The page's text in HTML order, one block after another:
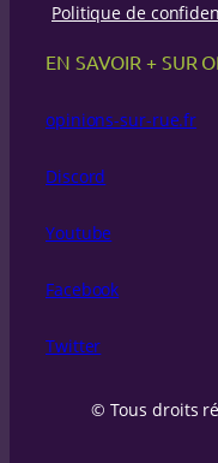
Politique de
EN SAVOIR + SUR
opinions-sur-rue.fr
Discord
Youtube
Facebook
Twitter
© Tous droits